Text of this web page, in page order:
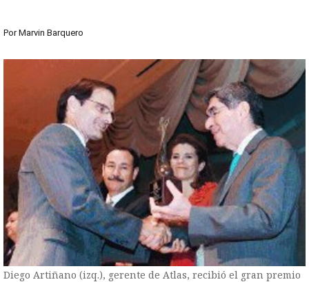
Por Marvin Barquero
Diego Artiñano (izq.), gerente de Atlas, recibió el gran premio